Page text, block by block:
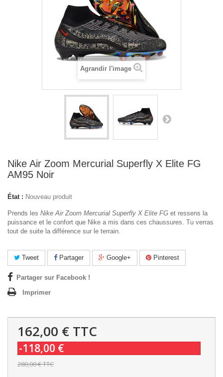
Agrandir l'image
Nike Air Zoom Mercurial Superfly X Elite FG
AM95 Noir
État : Nouveau produit
Prends les Nike Air Zoom Mercurial Superfly X Elite FG et ressens la
puissance et le confort que Nike a mis dans ces chaussures. Tu verras
tout de suite la différence sur le terrain.
Tweet Partager Google+ Pinterest
Partager sur Facebook !
Imprimer
162,00 € TTC
-118,00 €
280,00 €TTC